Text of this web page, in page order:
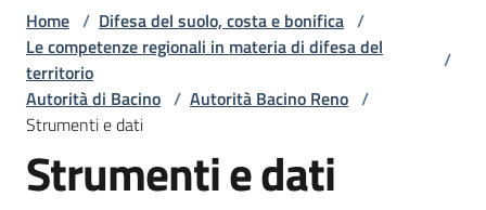
bonifica
Pianificazione
programmazione
Home / Difesa del suolo, costa e bonifica /
Le competenze regionali in materia di difesa del
territorio
/
Autorità di Bacino / Autorità Bacino Reno /
Strumenti e dati
Strumenti e dati